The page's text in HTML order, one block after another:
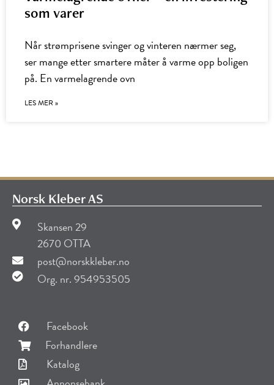
som varer
Når strømprisene svinger og vinteren nærmer seg,
ser mange etter smartere måter å varme opp boligen
på. En varmelagrende ovn
LES MER »
Norsk Kleber AS
Skansen 29
2670 OTTA
post@norskkleber.no
Org. nr. 954953505
Facebook
Forhandlere
Katalog